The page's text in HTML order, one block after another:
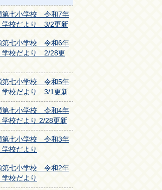
第七小学校 令和7年
校だより 3/2更新
第七小学校 令和6年
校だより 2/28更
第七小学校 令和5年
校だより 3/1更新
第七小学校 令和4年
校だより 2/28更新
第七小学校 令和3年
校だより
第七小学校 令和2年
校だより